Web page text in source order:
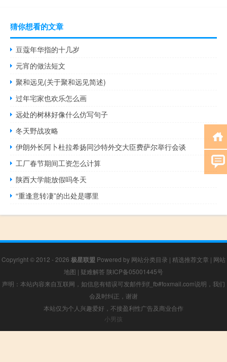
猜你想看的文章
豆蔻年华指的十几岁
元宵的做法短文
聚和远见(关于聚和远见简述)
过年宅家也欢乐怎么画
远处的树林好像什么仿写句子
冬天野战攻略
伊朗外长阿卜杜拉希扬同沙特外交大臣费萨尔举行会谈
工厂春节期间工资怎么计算
陕西大学能放假吗冬天
“重逢意转凄”的出处是哪里
Copyright © 2012 - 2026 极星联盟 Powered by 网站分类目录 | 精选推荐文章 | 网站
地图 | 疑难解答 陕ICP备05001445号
声明：本站内容来自互联网，如信息有错误可发邮件到f_fb#foxmail.com说明，我们
会及时纠正，谢谢
本站仅为个人兴趣爱好，不接盈利性广告及商业合作
小男孩